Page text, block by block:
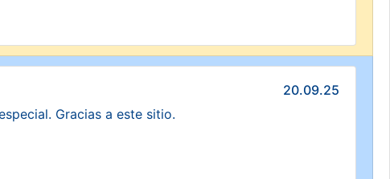
20.09.25
Gracias a este sitio.